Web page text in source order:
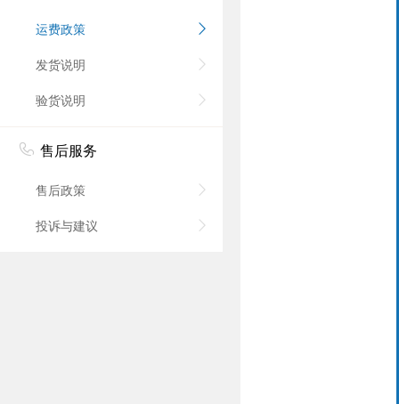
运费政策
发货说明
验货说明
售后服务
售后政策
投诉与建议